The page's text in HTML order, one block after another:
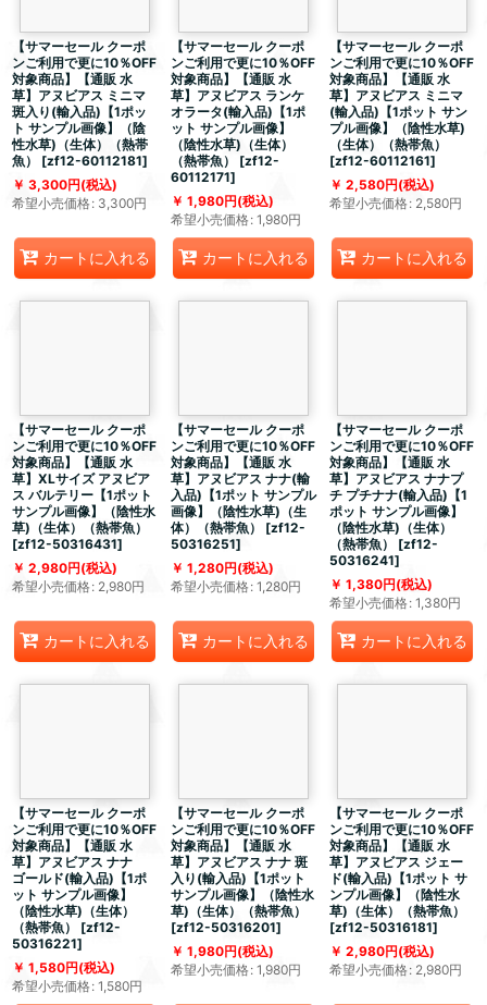
【サマーセール クーポ
ンご利用で更に10％OFF
対象商品】【通販 水
草】アヌビアス ミニマ
斑入り(輸入品)【1ポッ
ト サンプル画像】（陰
性水草)（生体）（熱帯
魚）
[zf12-60112181]
3,300円(税込)
希望小売価格: 3,300円
カートに入れる
【サマーセール クーポ
ンご利用で更に10％OFF
対象商品】【通販 水
草】アヌビアス ランケ
オラータ(輸入品)【1ポ
ット サンプル画像】
（陰性水草)（生体）
（熱帯魚）
[zf12-
60112171]
1,980円(税込)
希望小売価格: 1,980円
カートに入れる
【サマーセール クーポ
ンご利用で更に10％OFF
対象商品】【通販 水
草】アヌビアス ミニマ
(輸入品)【1ポット サン
プル画像】（陰性水草)
（生体）（熱帯魚）
[zf12-60112161]
2,580円(税込)
希望小売価格: 2,580円
カートに入れる
【サマーセール クーポ
ンご利用で更に10％OFF
対象商品】【通販 水
草】XLサイズ アヌビア
ス バルテリー【1ポット
サンプル画像】（陰性水
草)（生体）（熱帯魚）
[zf12-50316431]
2,980円(税込)
希望小売価格: 2,980円
カートに入れる
【サマーセール クーポ
ンご利用で更に10％OFF
対象商品】【通販 水
草】アヌビアス ナナ(輸
入品)【1ポット サンプル
画像】（陰性水草)（生
体）（熱帯魚）
[zf12-
50316251]
1,280円(税込)
希望小売価格: 1,280円
カートに入れる
【サマーセール クーポ
ンご利用で更に10％OFF
対象商品】【通販 水
草】アヌビアス ナナプ
チ プチナナ(輸入品)【1
ポット サンプル画像】
（陰性水草)（生体）
（熱帯魚）
[zf12-
50316241]
1,380円(税込)
希望小売価格: 1,380円
カートに入れる
【サマーセール クーポ
ンご利用で更に10％OFF
対象商品】【通販 水
草】アヌビアス ナナ
ゴールド(輸入品)【1ポ
ット サンプル画像】
（陰性水草)（生体）
（熱帯魚）
[zf12-
50316221]
1,580円(税込)
希望小売価格: 1,580円
【サマーセール クーポ
ンご利用で更に10％OFF
対象商品】【通販 水
草】アヌビアス ナナ 斑
入り(輸入品)【1ポット
サンプル画像】（陰性水
草)（生体）（熱帯魚）
[zf12-50316201]
1,980円(税込)
希望小売価格: 1,980円
【サマーセール クーポ
ンご利用で更に10％OFF
対象商品】【通販 水
草】アヌビアス ジェー
ド(輸入品)【1ポット サ
ンプル画像】（陰性水
草)（生体）（熱帯魚）
[zf12-50316181]
2,980円(税込)
希望小売価格: 2,980円